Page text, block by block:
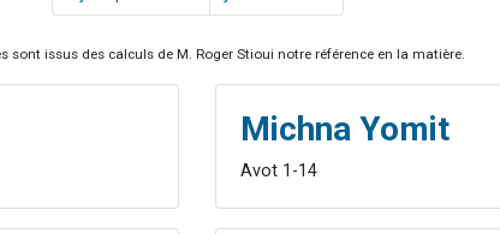
sont issus des calculs de M. Roger Stioui notre référence en la matière.
Michna Yomit
Avot 1-14